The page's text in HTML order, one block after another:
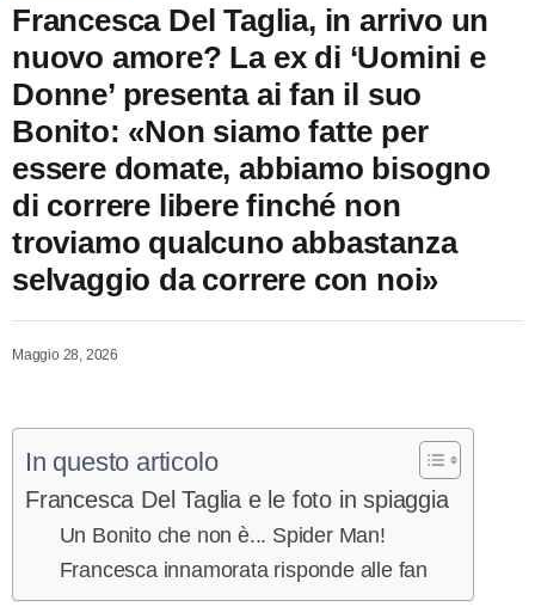
Francesca Del Taglia, in arrivo un
nuovo amore? La ex di ‘Uomini e
Donne’ presenta ai fan il suo
Bonito: «Non siamo fatte per
essere domate, abbiamo bisogno
di correre libere finché non
troviamo qualcuno abbastanza
selvaggio da correre con noi»
Maggio 28, 2026
In questo articolo
Francesca Del Taglia e le foto in spiaggia
Un Bonito che non è... Spider Man!
Francesca innamorata risponde alle fan